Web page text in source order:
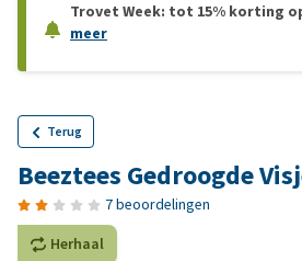
Trovet Week: tot 15% korting
meer
Terug
Beeztees Gedroogde
7 beoordelingen
Herhaal